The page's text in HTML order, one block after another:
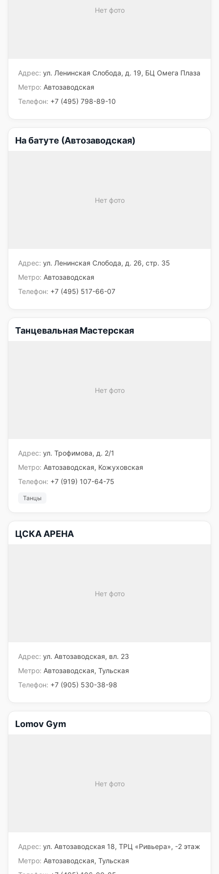
Нет фото
Адрес: ул. Ленинская Слобода, д. 19, БЦ Омега Плаза
Метро: Автозаводская
Телефон: +7 (495) 798-89-10
На батуте (Автозаводская)
Нет фото
Адрес: ул. Ленинская Слобода, д. 26, стр. 35
Метро: Автозаводская
Телефон: +7 (495) 517-66-07
Танцевальная Мастерская
Нет фото
Адрес: ул. Трофимова, д. 2/1
Метро: Автозаводская, Кожуховская
Телефон: +7 (919) 107-64-75
Танцы
ЦСКА АРЕНА
Нет фото
Адрес: ул. Автозаводская, вл. 23
Метро: Автозаводская, Тульская
Телефон: +7 (905) 530-38-98
Lomov Gym
Нет фото
Адрес: ул. Автозаводская 18, ТРЦ «Ривьера», -2 этаж
Метро: Автозаводская, Тульская